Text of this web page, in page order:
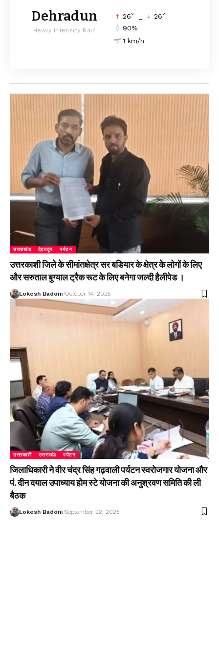
Dehradun
Heavy Intensity Rain
26° 26°
90%
1 km/h
उत्तराखंड देहरादून पर्यटन
उत्तरकाशी जिले के सीमांतक्षेत्र सर बडियार के क्षेत्र के लोगों के लिए
और सरुताल बुग्याल ट्रैक रूट के लिए बनेगा जल्दी हैलीपेड ।
Lokesh Badoni October 14, 2025
उत्तरकाशी उत्तराखंड पर्यटन
जिलाधिकारी ने वीर चंद्र सिंह गढ़वाली पर्यटन स्वरोजगार योजना और
पं. दीन दयाल उपाध्याय होम स्टे योजना की अनुश्रवण समिति की ली
बैठक
Lokesh Badoni September 22, 2025